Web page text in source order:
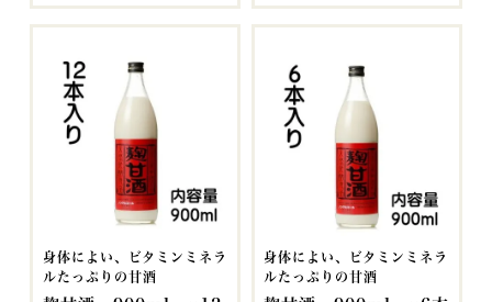
身体によい、ビタミンミネラ
ルたっぷりの甘酒
身体によい、ビタミンミネラ
ルたっぷりの甘酒